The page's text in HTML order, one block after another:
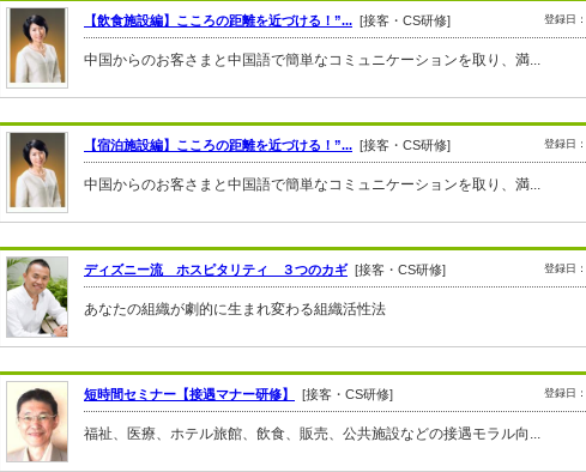
【飲食施設編】こころの距離を近づける！”... [接客・CS研修] 登録日
中国からのお客さまと中国語で簡単なコミュニケーションを取り、満...
【宿泊施設編】こころの距離を近づける！”... [接客・CS研修] 登録日
中国からのお客さまと中国語で簡単なコミュニケーションを取り、満...
ディズニー流 ホスピタリティ ３つのカギ[接客・CS研修] 登録日
あなたの組織が劇的に生まれ変わる組織活性法
短時間セミナー【接遇マナー研修】 [接客・CS研修] 登録日
福祉、医療、ホテル旅館、飲食、販売、公共施設などの接遇モラル向...